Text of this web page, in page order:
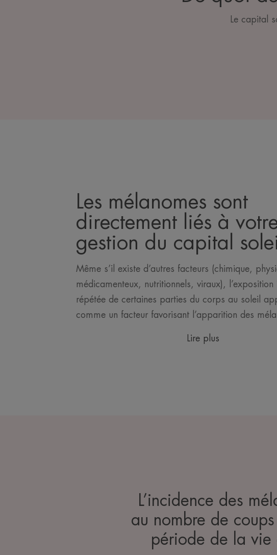
Le capital
Les mélanomes sont
directement liés à
gestion du capital
Même s’il existe d’autres facteurs (chimique,
médicamenteux, nutritionnels, viraux), l’exposition
répétée de certaines parties du corps au soleil
comme un facteur favorisant l’apparition des
Lire plus
L’incidence des
au nombre de
période de la vie